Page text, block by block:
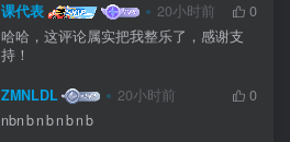
课代表 20小时前
0
哈哈，这评论属实把我整乐了，感谢支
持！
ZMNLDL 20小时前
0
nbn b n b n b n b